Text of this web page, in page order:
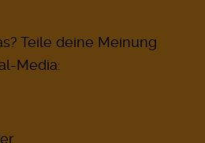
Teile deine Meinung
Media: